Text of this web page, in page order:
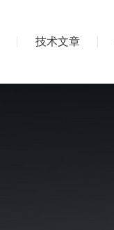
技术文章